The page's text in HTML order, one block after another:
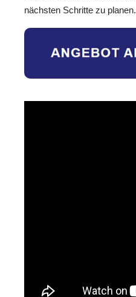
nächsten Schritte zu planen.